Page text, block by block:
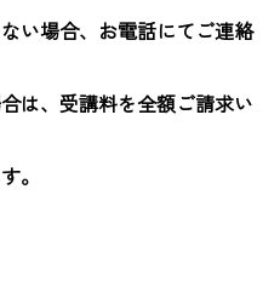
い場合、お電話にてご連絡
は、受講料を全額ご請求い
。